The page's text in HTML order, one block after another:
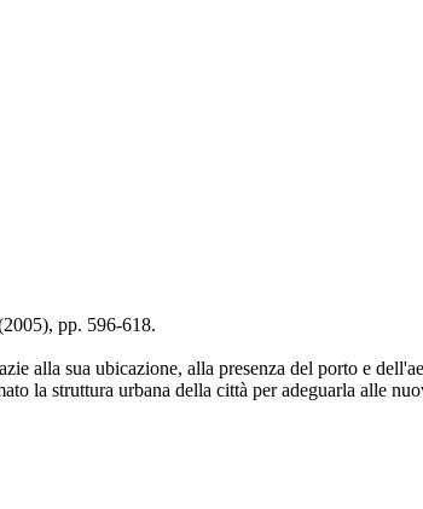
pp. 596-618.
alla sua ubicazione, alla presenza del porto e
la struttura urbana della città per adeguarla alle